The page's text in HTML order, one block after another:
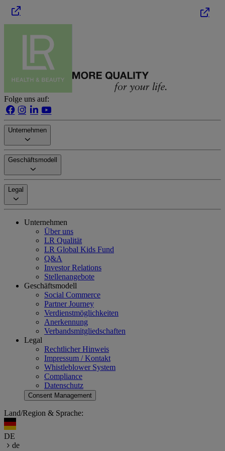
Folge uns auf:
Unternehmen
Geschäftsmodell
Legal
Unternehmen
Über uns
LR Qualität
LR Global Kids Fund
Q&A
Investor Relations
Stellenangebote
Geschäftsmodell
Social Commerce
Partner Journey
Verdienstmöglichkeiten
Anerkennung
Verbandsmitgliedschaften
Legal
Rechtlicher Hinweis
Impressum / Kontakt
Whistleblower System
Compliance
Datenschutz
Consent Management
Land/Region & Sprache:
DE
de